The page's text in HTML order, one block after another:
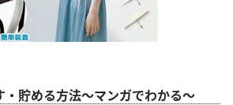
貯める方法～マンガでわかる～